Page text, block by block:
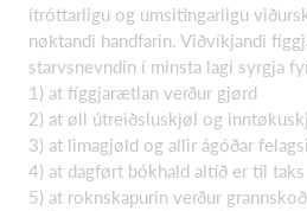
ítróttarligu og umsitingarligu
nøktandi handfarin. Viðvíkjandi
starvsnevndin í minsta lagi syrgja
1) at fíggjarætlan verður gjørd
2) at øll útreiðsluskjøl og
3) at limagjøld og allir ágóðar
4) at dagført bókhald altíð er til taks
5) at roknskapurin verður